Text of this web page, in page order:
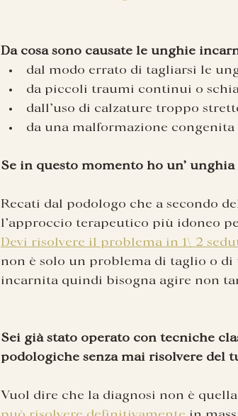
Da cosa sono causate le unghie
dal modo errato di tagliarsi le
da piccoli traumi continui o
dall’uso di calzature troppo
da una malformazione
Se in questo momento ho un’
Recati dal podologo che a secondo
l’approccio terapeutico più idoneo
Devi risolvere il problema in 1\ 2
non è solo un problema di taglio o
incarnita quindi bisogna agire non
Sei già stato operato con tecniche
podologiche senza mai risolvere del
Vuol dire che la diagnosi non è